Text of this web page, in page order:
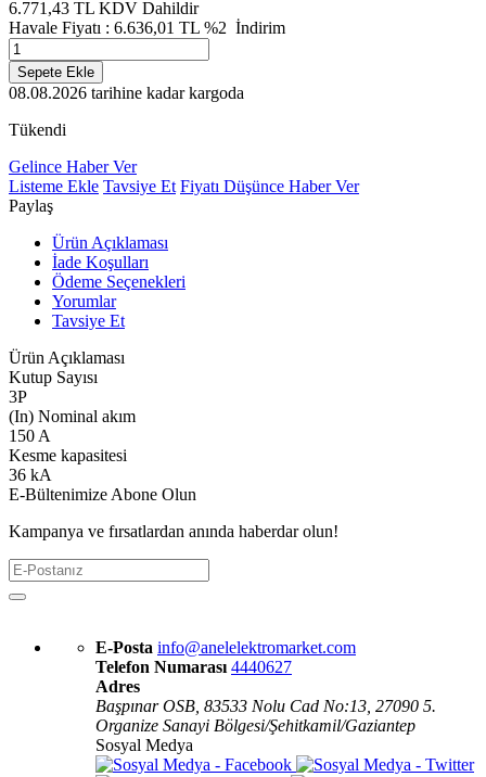
6.771,43 TL KDV Dahildir
Havale Fiyatı : 6.636,01 TL %2 İndirim
Sepete Ekle
08.08.2026 tarihine kadar kargoda
Tükendi
Gelince Haber Ver
Listeme Ekle Tavsiye Et Fiyatı Düşünce Haber Ver
Paylaş
Ürün Açıklaması
İade Koşulları
Ödeme Seçenekleri
Yorumlar
Tavsiye Et
Ürün Açıklaması
Kutup Sayısı
3P
(In) Nominal akım
150 A
Kesme kapasitesi
36 kA
E-Bültenimize Abone Olun
Kampanya ve fırsatlardan anında haberdar olun!
E-Posta info@anelelektromarket.com
Telefon Numarası 4440627
Adres
Başpınar OSB, 83533 Nolu Cad No:13, 27090 5.
Organize Sanayi Bölgesi/Şehitkamil/Gaziantep
Sosyal Medya